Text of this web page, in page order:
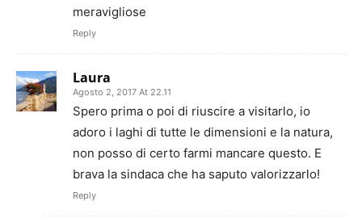
meravigliose
Reply
Laura
Agosto 2, 2017 At 22.11
Spero prima o poi di riuscire a visitarlo, io
adoro i laghi di tutte le dimensioni e la natura,
non posso di certo farmi mancare questo. E
brava la sindaca che ha saputo valorizzarlo!
Reply